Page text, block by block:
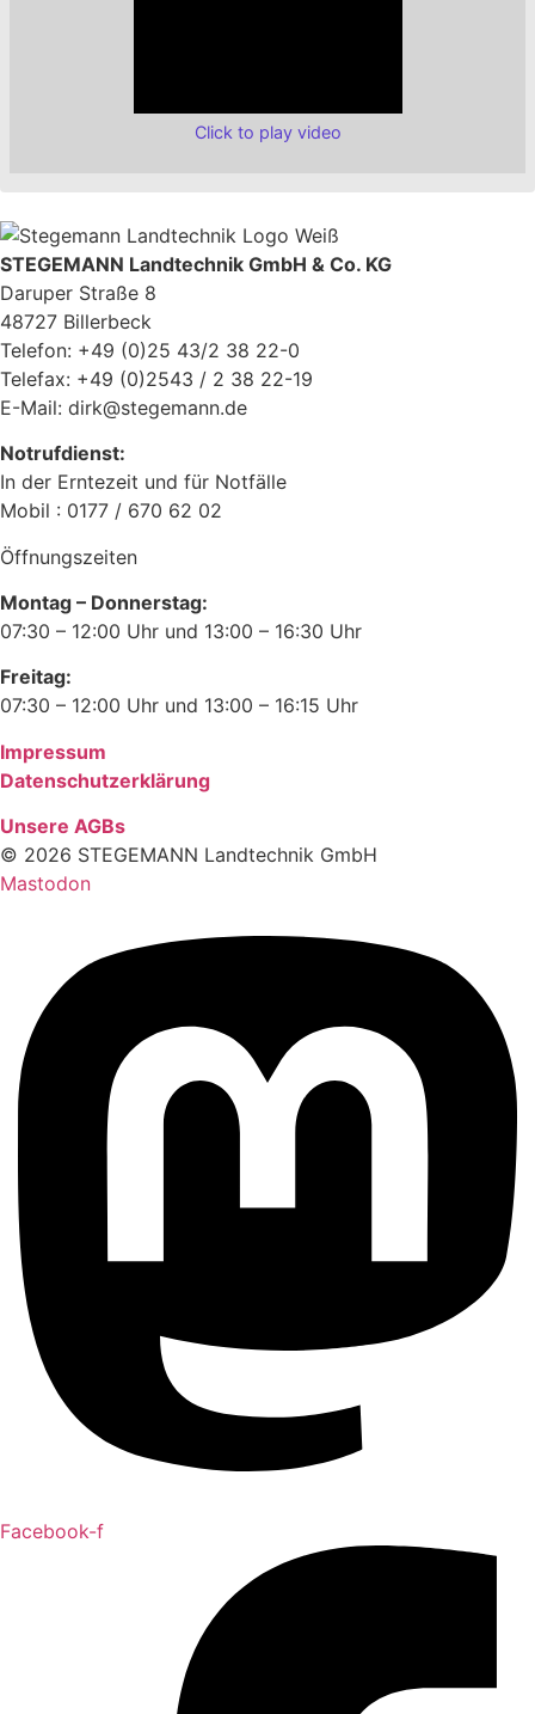
Click to play video
STEGEMANN Landtechnik GmbH & Co. KG
Daruper Straße 8
48727 Billerbeck
Telefon: +49 (0)25 43/2 38 22-0
Telefax: +49 (0)2543 / 2 38 22-19
E-Mail: dirk@stegemann.de
Notrufdienst:
In der Erntezeit und für Notfälle
Mobil : 0177 / 670 62 02
Öffnungszeiten
Montag – Donnerstag:
07:30 – 12:00 Uhr und 13:00 – 16:30 Uhr
Freitag:
07:30 – 12:00 Uhr und 13:00 – 16:15 Uhr
Impressum
Datenschutzerklärung
Unsere AGBs
© 2026 STEGEMANN Landtechnik GmbH
Mastodon
Facebook-f